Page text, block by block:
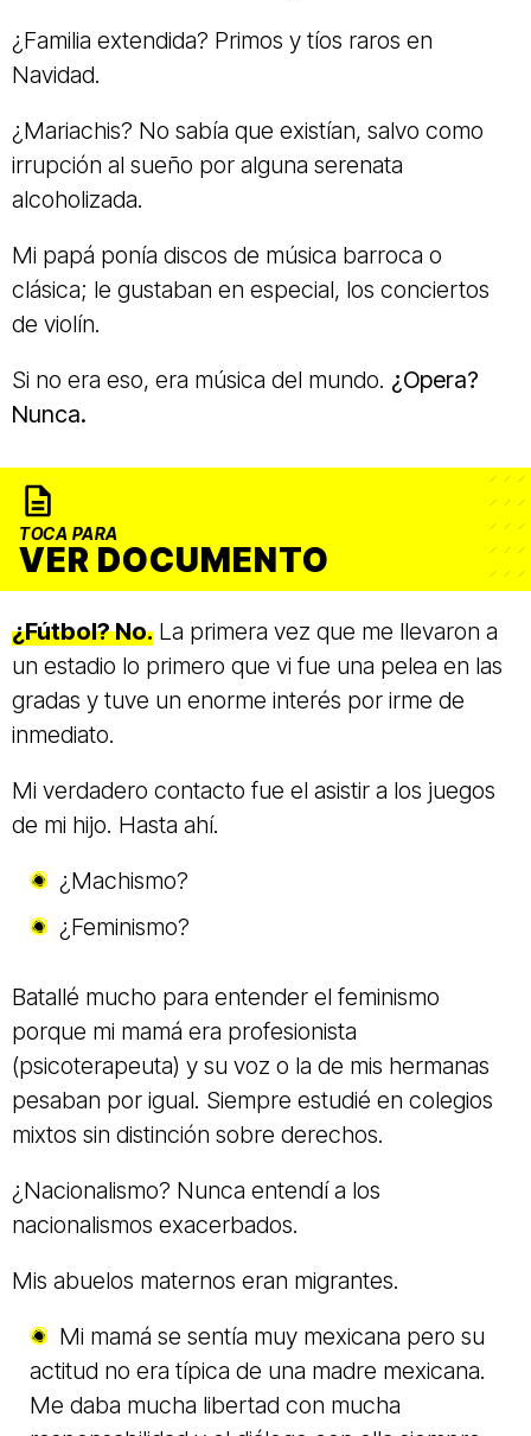
¿Familia extendida? Primos y tíos raros en
Navidad.
¿Mariachis? No sabía que existían, salvo como
irrupción al sueño por alguna serenata
alcoholizada.
Mi papá ponía discos de música barroca o
clásica; le gustaban en especial, los conciertos
de violín.
Si no era eso, era música del mundo. ¿Opera?
Nunca.
TOCA PARA
VER DOCUMENTO
¿Fútbol? No. La primera vez que me llevaron a
un estadio lo primero que vi fue una pelea en las
gradas y tuve un enorme interés por irme de
inmediato.
Mi verdadero contacto fue el asistir a los juegos
de mi hijo. Hasta ahí.
¿Machismo?
¿Feminismo?
Batallé mucho para entender el feminismo
porque mi mamá era profesionista
(psicoterapeuta) y su voz o la de mis hermanas
pesaban por igual. Siempre estudié en colegios
mixtos sin distinción sobre derechos.
¿Nacionalismo? Nunca entendí a los
nacionalismos exacerbados.
Mis abuelos maternos eran migrantes.
Mi mamá se sentía muy mexicana pero su
actitud no era típica de una madre mexicana.
Me daba mucha libertad con mucha